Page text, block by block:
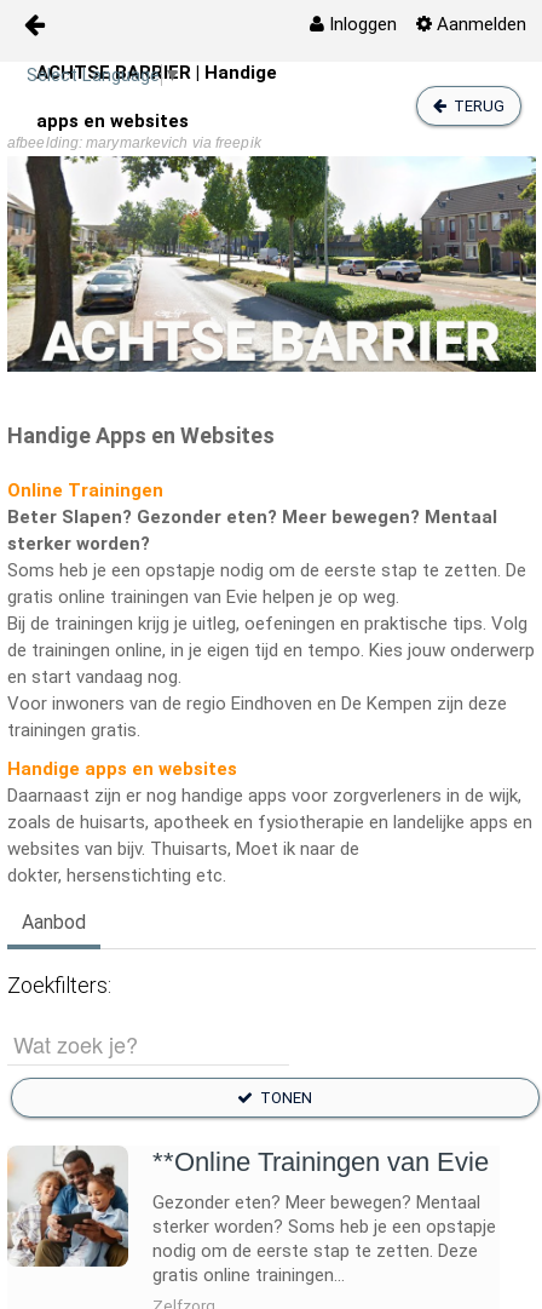
Naar content
Inloggen Aanmelden
ACHTSE BARRIER | Handige
apps en websites
Zelfzorg
Agenda
Activiteiten
Media
TERUG
afbeelding: marymarkevich via freepik
Handige Apps en Websites
Online Trainingen
Beter Slapen? Gezonder eten? Meer bewegen? Mentaal
sterker worden?
Soms heb je een opstapje nodig om de eerste stap te zetten. De
gratis online trainingen van Evie helpen je op weg.
Bij de trainingen krijg je uitleg, oefeningen en praktische tips. Volg
de trainingen online, in je eigen tijd en tempo. Kies jouw onderwerp
en start vandaag nog.
Voor inwoners van de regio Eindhoven en De Kempen zijn deze
trainingen gratis.
Handige apps en websites
Daarnaast zijn er nog handige apps voor zorgverleners in de wijk,
zoals de huisarts, apotheek en fysiotherapie en landelijke apps en
websites van bijv. Thuisarts, Moet ik naar de
dokter, hersenstichting etc.
Aanbod
Zoekfilters:
TONEN
**Online Trainingen van Evie
Gezonder eten? Meer bewegen? Mentaal
sterker worden? Soms heb je een opstapje
nodig om de eerste stap te zetten. Deze
gratis online trainingen...
Select Language ▼